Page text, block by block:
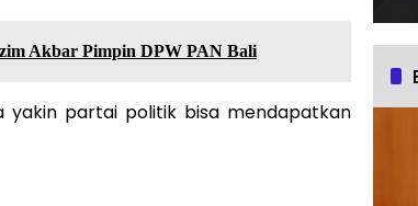
Akbar Pimpin DPW PAN Bali
yakin partai politik bisa mendapatkan